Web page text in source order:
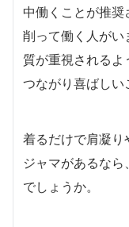
中働くことが推
削って働く人が
質が重視される
つながり喜ばしい
着るだけで肩凝
ジャマがあるな
でしょうか。